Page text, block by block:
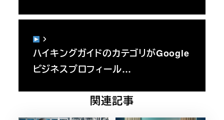
ハイキングガイドのカテゴリがGoogle
ビジネスプロフィール…
関連記事